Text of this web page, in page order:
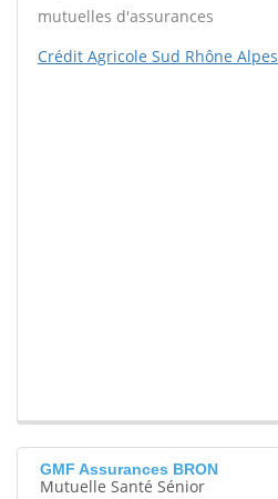
mutuelles d'assurances
Crédit Agricole Sud Rhône Alpes
GMF Assurances BRON
Mutuelle Santé Sénior